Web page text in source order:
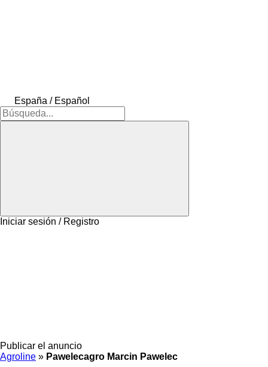
España / Español
Iniciar sesión / Registro
Publicar el anuncio
Agroline » Pawelecagro Marcin Pawelec